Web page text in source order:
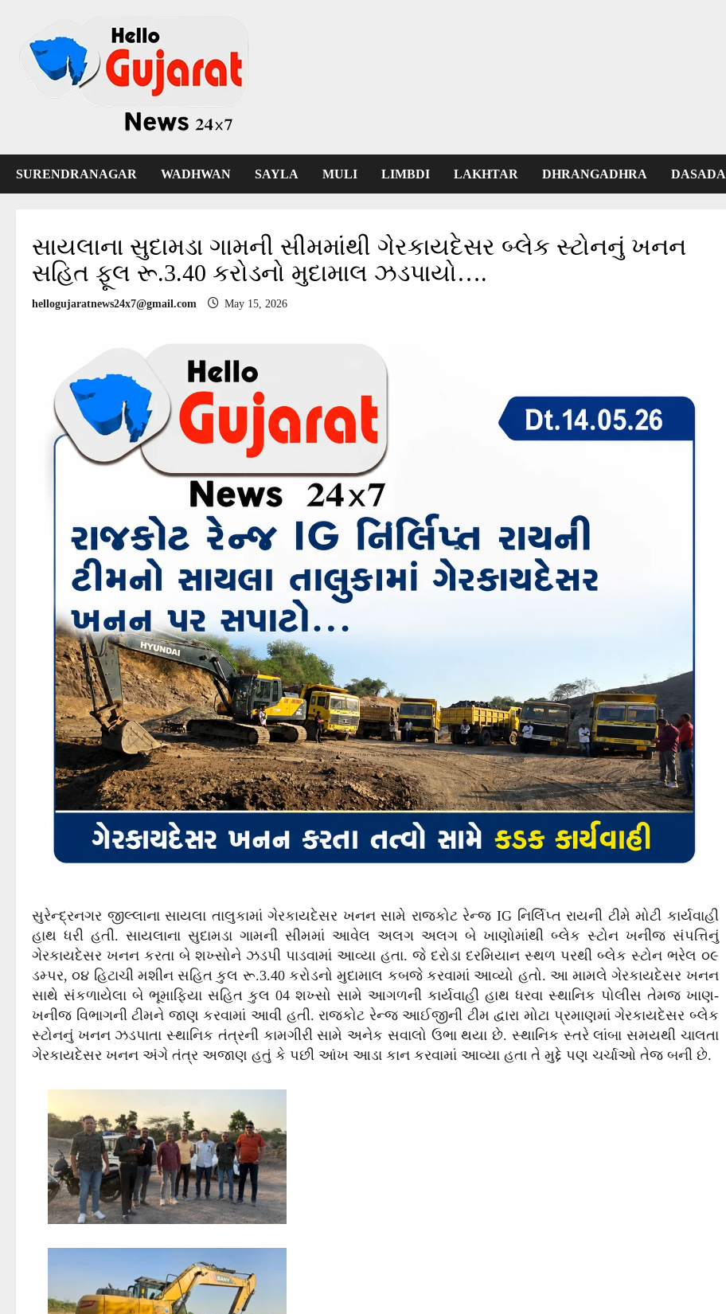
content
SURENDRANAGAR WADHWAN SAYLA MULI LIMBDI LAKHTAR DHRANGADHRA DASADA
સાયલાના સુદામડા ગામની સીમમાંથી ગેરકાયદેસર બ્લેક સ્ટોનનું ખનન
સહિત ફૂલ રૂ.3.40 કરોડનો મુદામાલ ઝડપાયો….
hellogujaratnews24x7@gmail.com May 15, 2026
સુરેન્દ્રનગર જીલ્લાના સાયલા તાલુકામાં ગેરકાયદેસર ખનન સામે રાજકોટ રેન્જ IG નિર્લિપ્ત રાયની ટીમે મોટી કાર્યવાહી
હાથ ધરી હતી. સાયલાના સુદામડા ગામની સીમમાં આવેલ અલગ અલગ બે ખાણોમાંથી બ્લેક સ્ટોન ખનીજ સંપત્તિનું
ગેરકાયદેસર ખનન કરતા બે શખ્સોને ઝડપી પાડવામાં આવ્યા હતા. જે દરોડા દરમિયાન સ્થળ પરથી બ્લેક સ્ટોન ભરેલ ૦૯
ડમ્પર, ૦૪ હિટાચી મશીન સહિત કુલ રૂ.3.40 કરોડનો મુદામાલ કબજે કરવામાં આવ્યો હતો. આ મામલે ગેરકાયદેસર ખનન
સાથે સંકળાયેલા બે ભૂમાફિયા સહિત કુલ 04 શખ્સો સામે આગળની કાર્યવાહી હાથ ધરવા સ્થાનિક પોલીસ તેમજ ખાણ-
ખનીજ વિભાગની ટીમને જાણ કરવામાં આવી હતી. રાજકોટ રેન્જ આઈજીની ટીમ દ્વારા મોટા પ્રમાણમાં ગેરકાયદેસર બ્લેક
સ્ટોનનું ખનન ઝડપાતા સ્થાનિક તંત્રની કામગીરી સામે અનેક સવાલો ઉભા થયા છે. સ્થાનિક સ્તરે લાંબા સમયથી ચાલતા
ગેરકાયદેસર ખનન અંગે તંત્ર અજાણ હતું કે પછી આંખ આડા કાન કરવામાં આવ્યા હતા તે મુદ્દે પણ ચર્ચાઓ તેજ બની છે.